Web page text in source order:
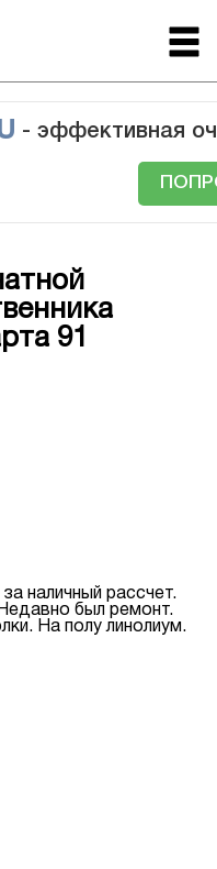
- эффективная
91
наличный рассчет.
был ремонт.
На полу линолиум.